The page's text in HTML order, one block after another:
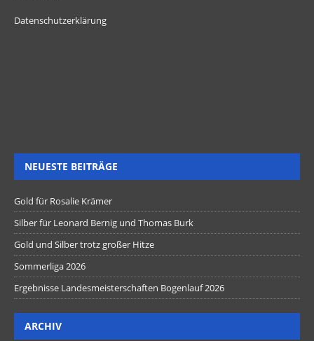
Datenschutzerklärung
NEUESTE BEITRÄGE
Gold für Rosalie Krämer
Silber für Leonard Bernig und Thomas Burk
Gold und Silber trotz großer Hitze
Sommerliga 2026
Ergebnisse Landesmeisterschaften Bogenlauf 2026
ARCHIV